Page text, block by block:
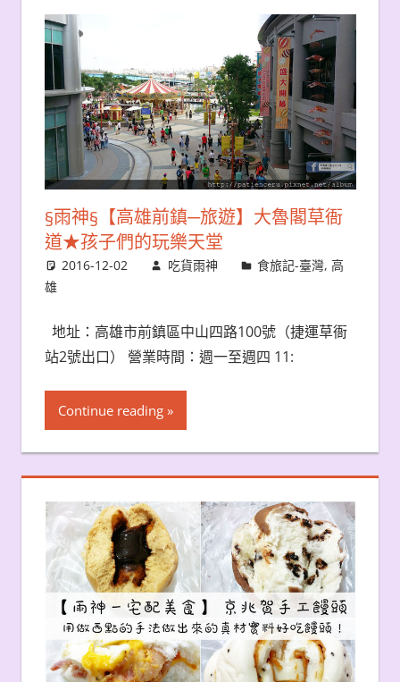
§雨神§【高雄前鎮─旅遊】大魯閣草衙
道★孩子們的玩樂天堂
2016-12-02 吃貨雨神 食旅記-臺灣,高
雄
地址：高雄市前鎮區中山四路100號（捷運草衙
站2號出口） 營業時間：週一至週四 11:
Continue reading